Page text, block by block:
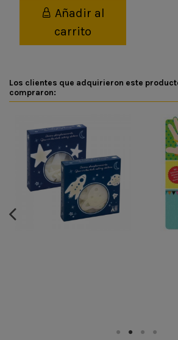
Añadir al
carrito
Los clientes que adquirieron este
compraron: